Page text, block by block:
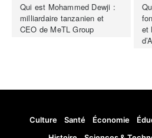
Qui est Mohammed Dewji :
milliardaire tanzanien et
CEO de MeTL Group
et
Culture Santé Économie